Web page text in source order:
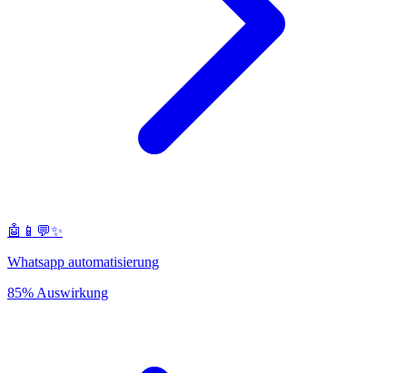
🤖📱💬✨
Whatsapp automatisierung
85% Auswirkung